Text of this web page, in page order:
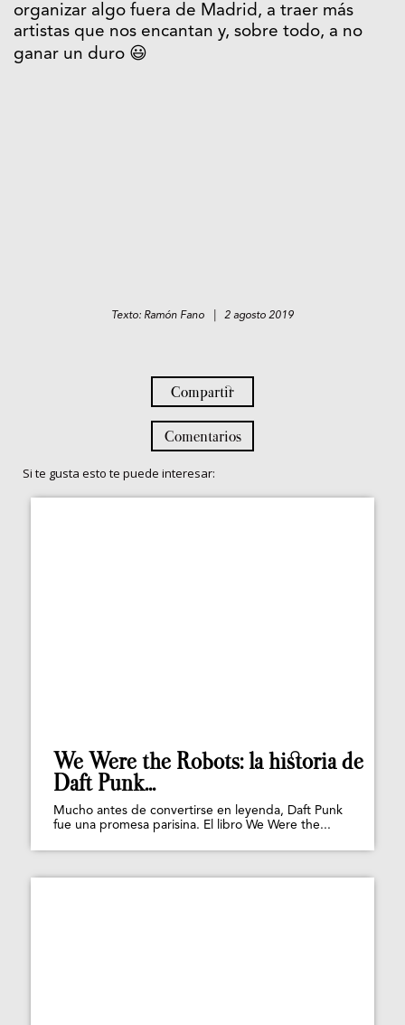
organizar algo fuera de Madrid, a traer más
artistas que nos encantan y, sobre todo, a no
ganar un duro 😃
Texto: Ramón Fano | 2 agosto 2019
Compartir
Comentarios
Si te gusta esto te puede interesar:
We Were the Robots: la historia de
Daft Punk...
Mucho antes de convertirse en leyenda, Daft Punk
fue una promesa parisina. El libro We Were the...